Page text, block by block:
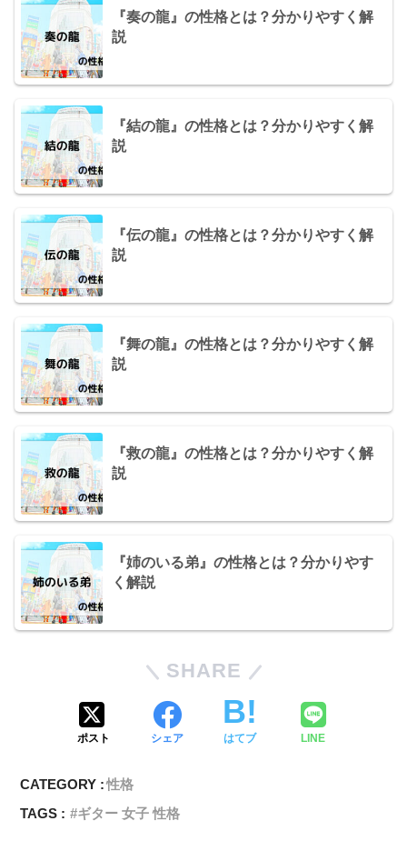
『奏の龍』の性格とは？分かりやすく解
説
『結の龍』の性格とは？分かりやすく解
説
『伝の龍』の性格とは？分かりやすく解
説
『舞の龍』の性格とは？分かりやすく解
説
『救の龍』の性格とは？分かりやすく解
説
『姉のいる弟』の性格とは？分かりやす
く解説
SHARE
ポスト シェア はてブ LINE
CATEGORY :性格
TAGS :
ギター 女子 性格